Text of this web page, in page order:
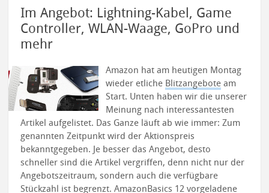
Im Angebot: Lightning-Kabel, Game
Controller, WLAN-Waage, GoPro und
mehr
Amazon hat am heutigen Montag
wieder etliche Blitzangebote am
Start. Unten haben wir die unserer
Meinung nach interessantesten
Artikel aufgelistet. Das Ganze läuft ab wie immer: Zum
genannten Zeitpunkt wird der Aktionspreis
bekanntgegeben. Je besser das Angebot, desto
schneller sind die Artikel vergriffen, denn nicht nur der
Angebotszeitraum, sondern auch die verfügbare
Stückzahl ist begrenzt.AmazonBasics 12 vorgeladene